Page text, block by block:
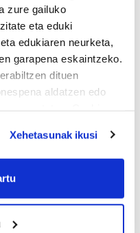
zure gailuko
eta eduki
edukiaren neurketa,
garapena eskaintzeko.
dituen
aldatzen edo
your geographical
scanning it for
Xehetasunak ikusi